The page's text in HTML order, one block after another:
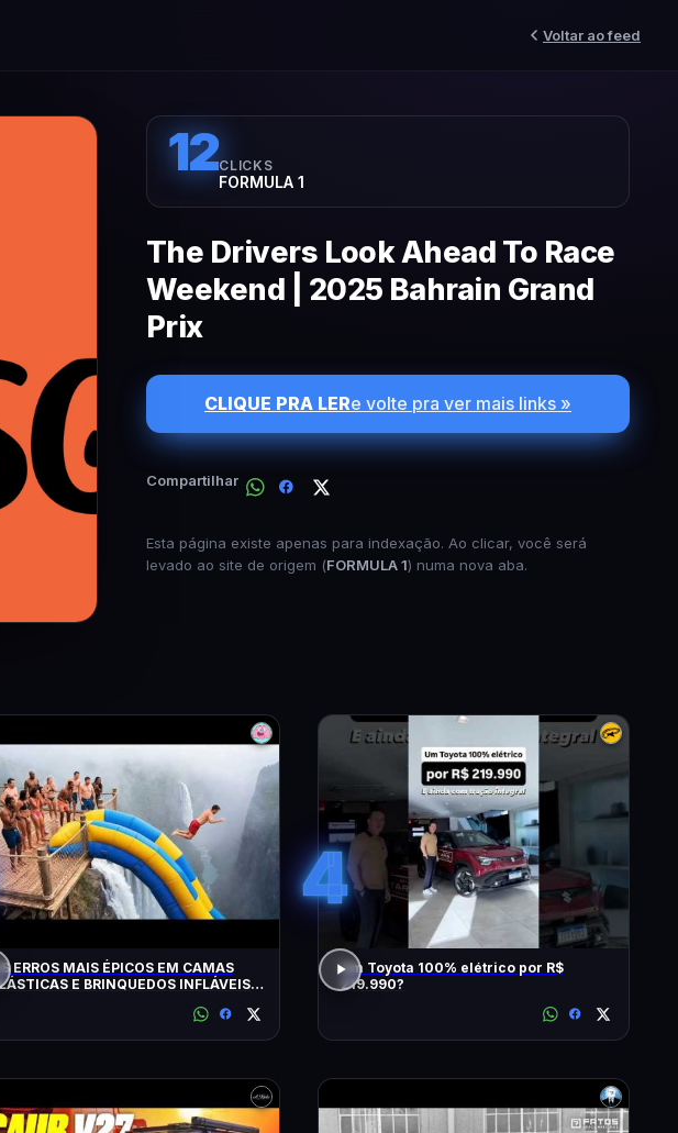
Voltar ao feed
12CLICKS
FORMULA 1
The Drivers Look Ahead To Race
Weekend | 2025 Bahrain Grand
Prix
CLIQUE PRA LERe volte pra ver mais links »
Compartilhar
Esta página existe apenas para indexação. Ao clicar, você será
levado ao site de origem (FORMULA 1) numa nova aba.
ERROS MAIS ÉPICOS EM CAMAS
E BRINQUEDOS INFLÁVEIS
4
Um Toyota 100% elétrico por R$
219.990?